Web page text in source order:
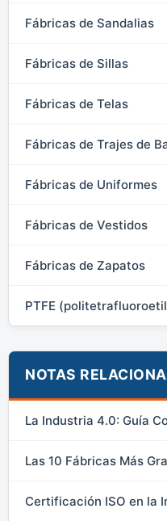
Fábricas de Sandalias
Fábricas de Sillas
Fábricas de Telas
Fábricas de Trajes de
Fábricas de Uniformes
Fábricas de Vestidos
Fábricas de Zapatos
PTFE
NOTAS
La Industria 4.0: Guía
Las 10 Fábricas Más
Certificación ISO en la